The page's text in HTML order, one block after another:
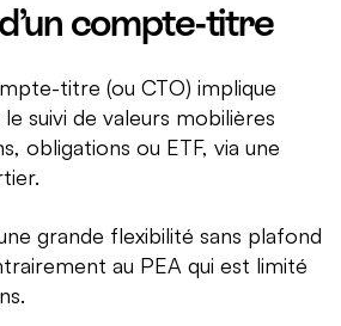
compte-titre
titre (ou CTO) implique
suivi de valeurs mobilières
obligations ou ETF, via une
grande flexibilité sans plafond
au PEA qui est limité